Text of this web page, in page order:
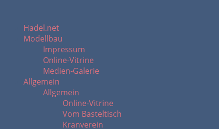
Hadel.net
Modellbau
Impressum
Online-Vitrine
Medien-Galerie
Allgemein
Allgemein
Online-Vitrine
Vom Basteltisch
Kranverein